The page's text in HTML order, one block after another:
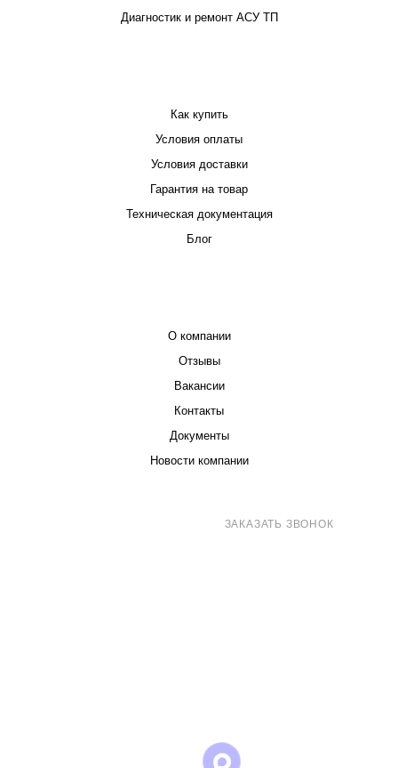
Диагностик и ремонт АСУ ТП
Как купить
Условия оплаты
Условия доставки
Гарантия на товар
Техническая документация
Блог
О компании
Отзывы
Вакансии
Контакты
Документы
Новости компании
ЗАКАЗАТЬ ЗВОНОК